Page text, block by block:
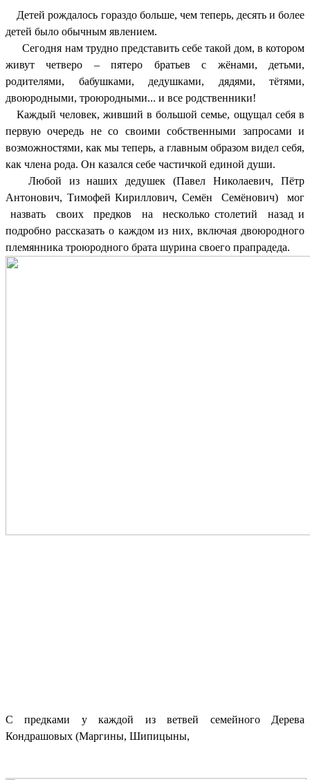
Детей рождалось гораздо больше, чем теперь, десять и более
детей было обычным явлением.
Сегодня нам трудно представить себе такой дом, в котором
живут четверо – пятеро братьев с жёнами, детьми,
родителями, бабушками, дедушками, дядями, тётями,
двоюродными, троюродными... и все родственники!
Каждый человек, живший в большой семье, ощущал себя в
первую очередь не со своими собственными запросами и
возможностями, как мы теперь, а главным образом видел себя,
как члена рода. Он казался себе частичкой единой души.
Любой из наших дедушек (Павел Николаевич, Пётр
Антонович, Тимофей Кириллович, Семён Семёнович) мог
назвать своих предков на несколько столетий назад и
подробно рассказать о каждом из них, включая двоюродного
племянника троюродного брата шурина своего прапрадеда.
С предками у каждой из ветвей семейного Дерева
Кондрашовых (Маргины, Шипицыны,